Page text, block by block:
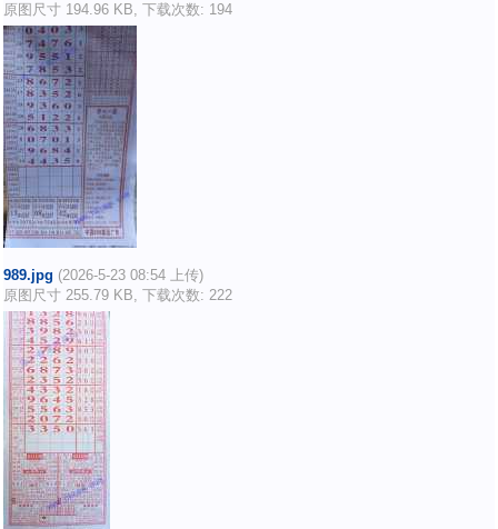
原图尺寸 194.96 KB, 下载次数: 194
989.jpg (2026-5-23 08:54 上传)
原图尺寸 255.79 KB, 下载次数: 222